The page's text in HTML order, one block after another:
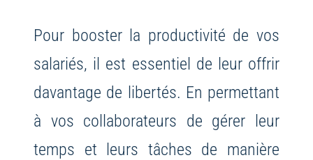
Pour booster la productivité de vos
salariés, il est essentiel de leur offrir
davantage de libertés. En permettant
à vos collaborateurs de gérer leur
temps et leurs tâches de manière